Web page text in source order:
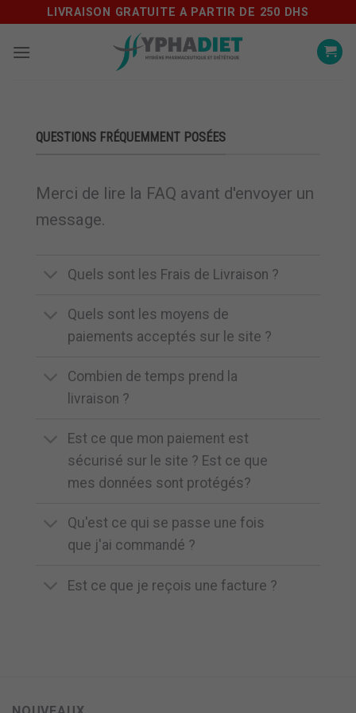
content
LIVRAISON GRATUITE A PARTIR DE 250 DHS
QUESTIONS FRÉQUEMMENT POSÉES
Merci de lire la FAQ avant d'envoyer un
message.
Quels sont les Frais de Livraison ?
Quels sont les moyens de
paiements acceptés sur le site ?
Combien de temps prend la
livraison ?
Est ce que mon paiement est
sécurisé sur le site ? Est ce que
mes données sont protégés?
Qu'est ce qui se passe une fois
que j'ai commandé ?
Est ce que je reçois une facture ?